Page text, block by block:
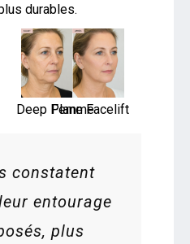
durables.
Deep Plane Facelift Femme
constatent
entourage
plus